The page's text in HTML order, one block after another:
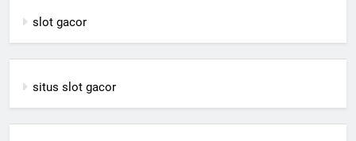
slot gacor
situs slot gacor